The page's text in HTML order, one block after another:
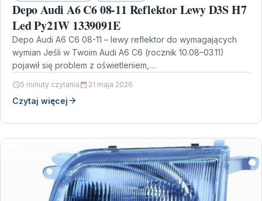
Depo Audi A6 C6 08-11 Reflektor Lewy D3S H7
Led Py21W 1339091E
Depo Audi A6 C6 08-11 – lewy reflektor do wymagających
wymian Jeśli w Twoim Audi A6 C6 (rocznik 10.08–03.11)
pojawił się problem z oświetleniem,…
5 minuty czytania 31 maja 2026
Czytaj więcej